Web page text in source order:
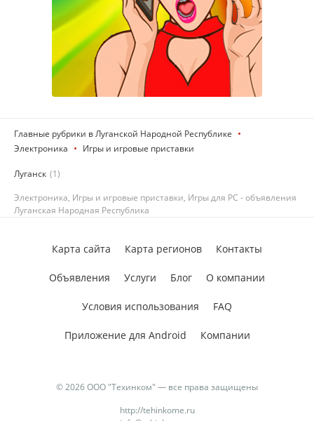
Главные рубрики в Луганской Народной Республике
Электроника
Игры и игровые приставки
Луганск (1)
Электроника, Игры и игровые приставки, Игры для PC - объявления
Луганская Народная Республика
© 2026 ООО "Техинком" — все права защищены
http://tehinkome.ru
Карта сайта Карта регионов Контакты
Объявления Услуги Блог О компании
Условия использования FAQ
Приложение для Android Компании